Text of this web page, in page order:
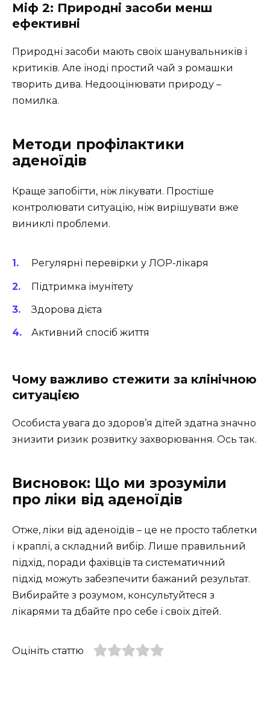
Міф 2: Природні засоби менш
ефективні
Природні засоби мають своїх шанувальників і
критиків. Але іноді простий чай з ромашки
творить дива. Недооцінювати природу –
помилка.
Методи профілактики
аденоїдів
Краще запобігти, ніж лікувати. Простіше
контролювати ситуацію, ніж вирішувати вже
виниклі проблеми.
Регулярні перевірки у ЛОР-лікаря
Підтримка імунітету
Здорова дієта
Активний спосіб життя
Чому важливо стежити за клінічною
ситуацією
Особиста увага до здоров’я дітей здатна значно
знизити ризик розвитку захворювання. Ось так.
Висновок: Що ми зрозуміли
про ліки від аденоїдів
Отже, ліки від аденоїдів – це не просто таблетки
і краплі, а складний вибір. Лише правильний
підхід, поради фахівців та систематичний
підхід можуть забезпечити бажаний результат.
Вибирайте з розумом, консультуйтеся з
лікарями та дбайте про себе і своїх дітей.
Оцініть статтю